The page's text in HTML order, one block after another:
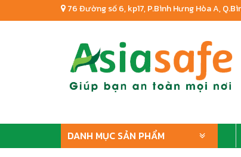
76 Đường số 6, kp17, P.Bình Hưng Hòa A,
DANH MỤC SẢN PHẨM